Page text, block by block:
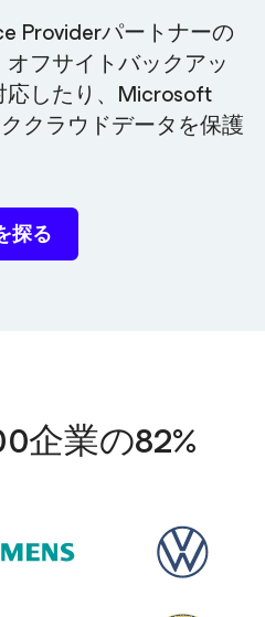
Providerパートナーの
フサイトバックアッ
応したり、Microsoft
クラウドデータを保護
探る
企業の82%